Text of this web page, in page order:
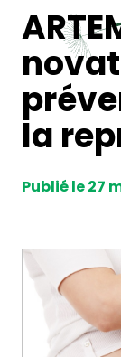
la
Publié le 27